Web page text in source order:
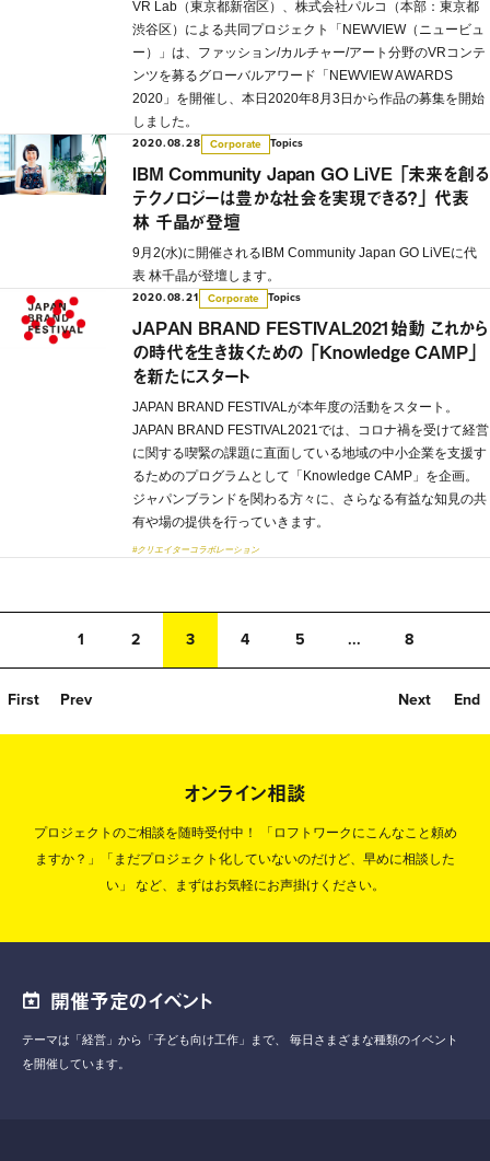
VR Lab（東京都新宿区）、株式会社パルコ（本部：東京都
渋谷区）による共同プロジェクト「NEWVIEW（ニュービュ
ー）」は、ファッション/カルチャー/アート分野のVRコンテ
ンツを募るグローバルアワード「NEWVIEW AWARDS
2020」を開催し、本日2020年8月3日から作品の募集を開始
しました。
2020.08.28 Corporate Topics
IBM Community Japan GO LiVE 「未来を創る
テクノロジーは豊かな社会を実現できる？」 代表
林 千晶が登壇
9月2(水)に開催されるIBM Community Japan GO LiVEに代
表 林千晶が登壇します。
2020.08.21 Corporate Topics
JAPAN BRAND FESTIVAL2021始動 これから
の時代を生き抜くための 「Knowledge CAMP」
を新たにスタート
JAPAN BRAND FESTIVALが本年度の活動をスタート。
JAPAN BRAND FESTIVAL2021では、コロナ禍を受けて経営
に関する喫緊の課題に直面している地域の中小企業を支援す
るためのプログラムとして「Knowledge CAMP」を企画。
ジャパンブランドを関わる方々に、さらなる有益な知見の共
有や場の提供を行っていきます。
#クリエイターコラボレーション
First Prev
1 2 3 4 5 ... 8
Next End
オンライン相談
プロジェクトのご相談を随時受付中！
「ロフトワークにこんなこと頼め
ますか？」「まだプロジェクト化していないのだけど、早めに相談した
い」
など、まずはお気軽にお声掛けください。
開催予定のイベント
テーマは「経営」から「子ども向け工作」まで、
毎日さまざまな種類のイベント
を開催しています。